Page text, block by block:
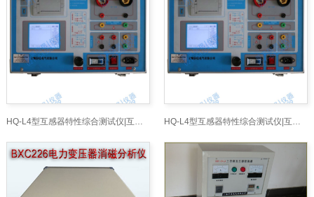
HQ-L4型互感器特性综合测试仪|互感器综合测试仪 HQ-L4型互感器特性综合测试仪|互感器综合测试仪